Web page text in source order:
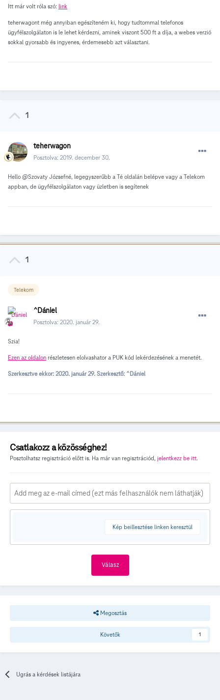
Itt már volt róla szó: link
teherwagont még annyiban egészíteném ki, hogy tudtommal telefonos
ügyfélszolgálaton is le lehet kérdezni, aminek viszont 500 ft a díja, a webes verzió
sokkal gyorsabb és ingyenes, érdemesebb azt választani.
1
teherwagon
Posztolva: 2019. december 30.
Hello @Szovaty Józsefné, legegyszerűbb a Té oldalán belépve vagy a Telekom
appban, de ügyfélszolgálaton vagy üzletben is segítenek
1
Telekom
^Dániel
Posztolva: 2020. január 29.
Szia!
Ezen az oldalon részletesen elolvashator a PUK kód lekérdezésének a menetét.
Szerkesztve ekkor: 2020. január 29. Szerkesztő: ^Dániel
Csatlakozz a közösséghez!
Posztolhatsz regisztráció előtt is. Ha már van regisztrációd, jelentkezz be itt.
Kép beillesztése linken keresztül
Válasz
Megosztás
Követők 1
Ugrás a kérdések listájára